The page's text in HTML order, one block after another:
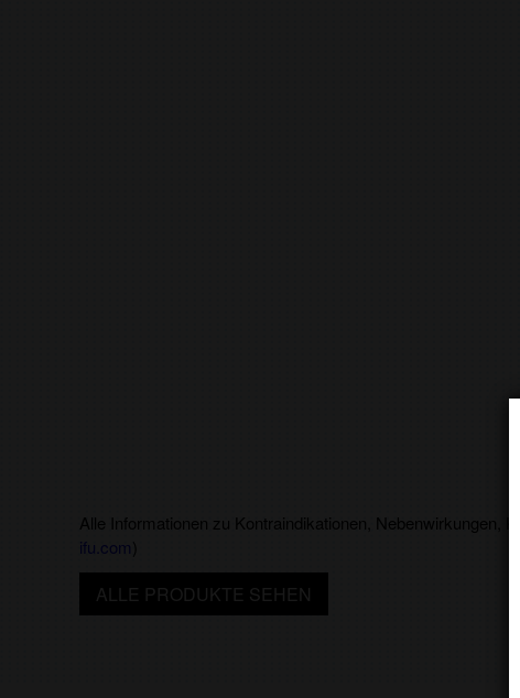
Alle Informationen zu Kontraindikationen, Nebenwirkungen,
ifu.com
ALLE PRODUKTE SEHEN